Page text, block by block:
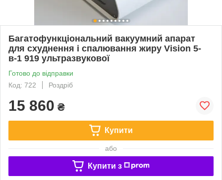
Багатофункціональний вакуумний апарат
для схуднення і спалювання жиру Vision 5-
в-1 919 ультразвукової
Готово до відправки
Код: 722
Роздріб
15 860 ₴
Купити
або
Купити з